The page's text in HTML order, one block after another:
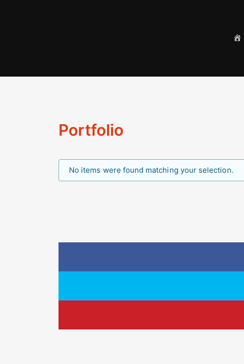
Portfolio
No items were found matching your selection.